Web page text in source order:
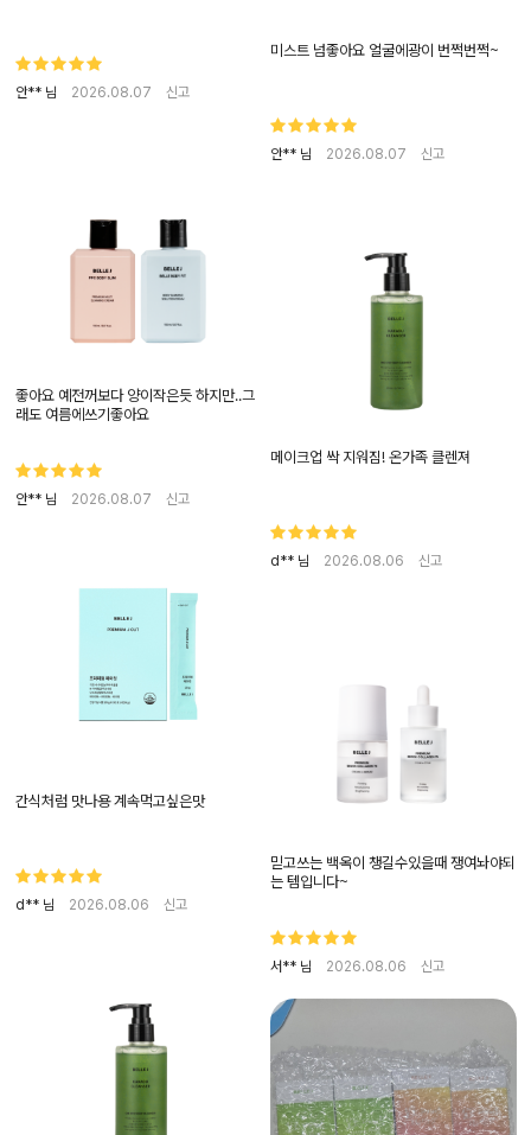
안** 님 2026.08.07 신고
미스트 넘좋아요 얼굴에광이 번쩍번쩍~
안** 님 2026.08.07 신고
좋아요 예전꺼보다 양이작은듯 하지만..그
래도 여름에쓰기좋아요
안** 님 2026.08.07 신고
메이크업 싹 지워짐! 온가족 클렌져
d** 님 2026.08.06 신고
간식처럼 맛나용 계속먹고싶은맛
d** 님 2026.08.06 신고
믿고쓰는 백옥이 챙길수있을때 쟁여놔야되
는 템입니다~
서** 님 2026.08.06 신고